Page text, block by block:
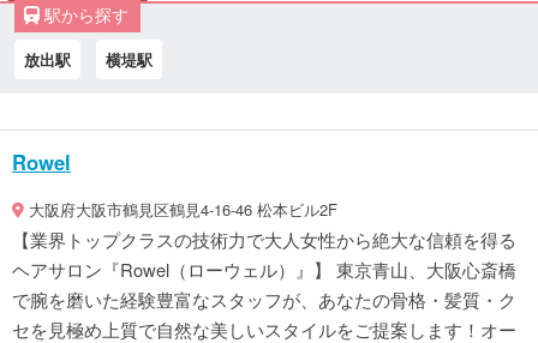
駅から探す
放出駅 横堤駅
Rowel
大阪府大阪市鶴見区鶴見4-16-46 松本ビル2F
【業界トップクラスの技術力で大人女性から絶大な信頼を得る
ヘアサロン『Rowel（ローウェル）』】 東京青山、大阪心斎橋
で腕を磨いた経験豊富なスタッフが、あなたの骨格・髪質・ク
セを見極め上質で自然な美しいスタイルをご提案します！オー